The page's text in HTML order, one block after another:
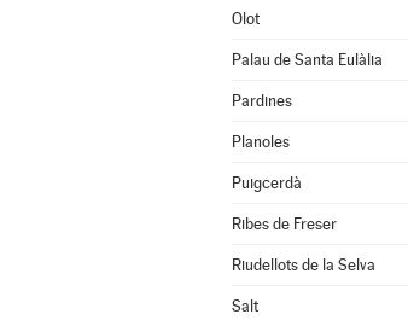
Olot
Palau de Santa Eulàlia
Pardines
Planoles
Puigcerdà
Ribes de Freser
Riudellots de la Selva
Salt